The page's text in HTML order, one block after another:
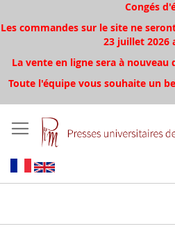
Congés
Les commandes sur le site ne
23 juillet 2026
La vente en ligne sera à nouveau
Toute l'équipe vous souhaite un